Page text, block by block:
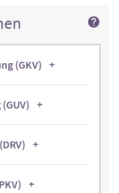
(GKV)